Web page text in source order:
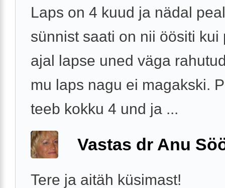
Laps on 4 kuud ja nädal
sünnist saati on nii öösiti kui
ajal lapse uned väga
mu laps nagu ei magakski.
teeb kokku 4 und ja ...
Vastas dr Anu
Tere ja aitäh küsimast!